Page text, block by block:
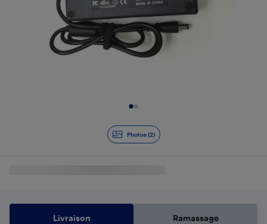
Photos (2)
Livraison Ramassage